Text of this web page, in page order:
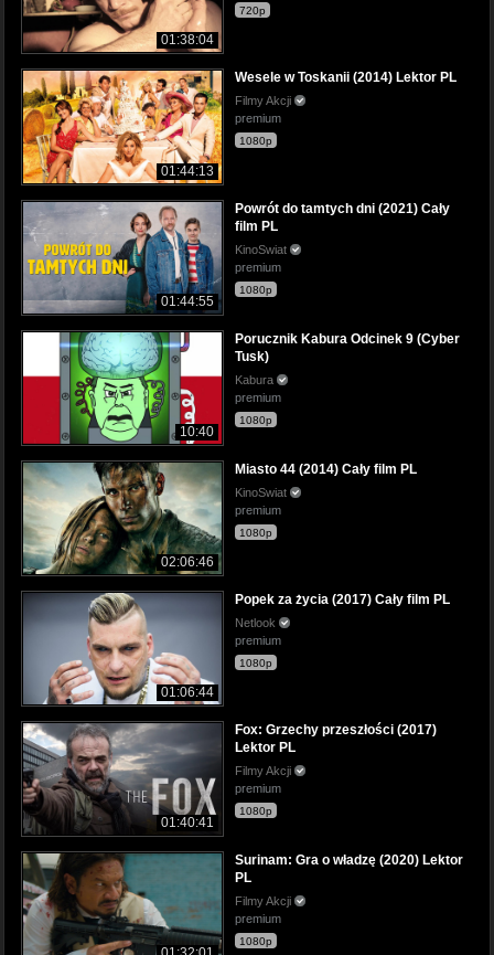
01:38:04
720p
01:44:13
Wesele w Toskanii (2014) Lektor PL
Filmy Akcji
premium
1080p
01:44:55
Powrót do tamtych dni (2021) Cały
film PL
KinoSwiat
premium
1080p
10:40
Porucznik Kabura Odcinek 9 (Cyber
Tusk)
Kabura
premium
1080p
02:06:46
Miasto 44 (2014) Cały film PL
KinoSwiat
premium
1080p
01:06:44
Popek za życia (2017) Cały film PL
Netlook
premium
1080p
01:40:41
Fox: Grzechy przeszłości (2017)
Lektor PL
Filmy Akcji
premium
1080p
Surinam: Gra o władzę (2020) Lektor
PL
Filmy Akcji
premium
1080p